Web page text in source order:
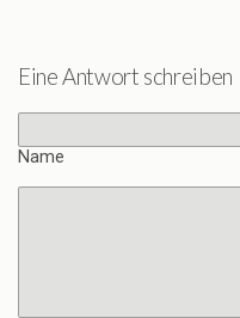
Eine Antwort schreiben
Name